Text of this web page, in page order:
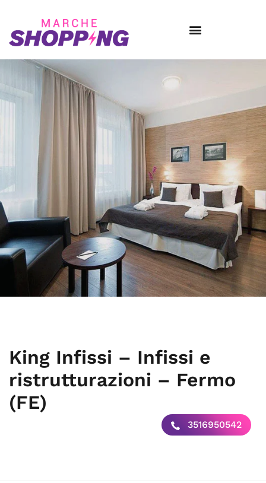
King Infissi – Infissi e
ristrutturazioni – Fermo
(FE)
3516950542